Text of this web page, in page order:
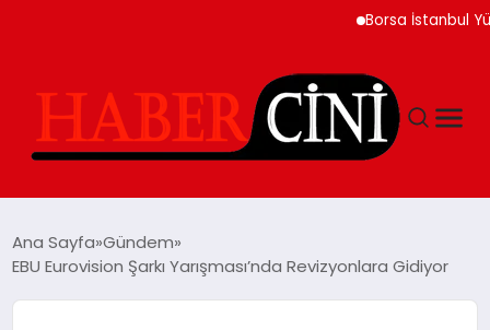
Borsa İstanbul
Ana Sayfa Gündem
EBU Eurovision Şarkı Yarışması’nda Revizyonlara Gidiyor